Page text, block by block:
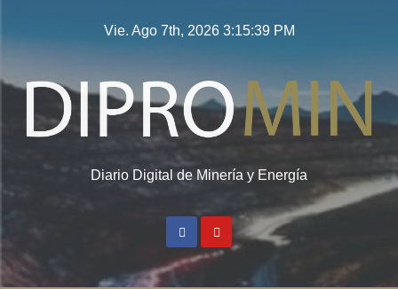
Vie. Ago 7th, 2026 3:15:40 PM
Diario Digital de Minería y Energía